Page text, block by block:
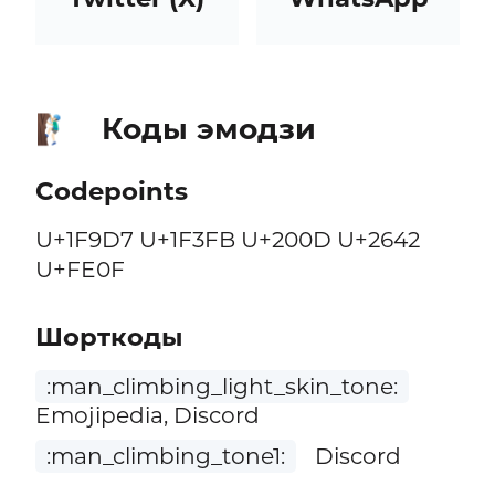
🧗🏻‍♂️ Коды эмодзи
Codepoints
U+1F9D7 U+1F3FB U+200D U+2642
U+FE0F
Шорткоды
:man_climbing_light_skin_tone:
Emojipedia, Discord
:man_climbing_tone1:
Discord